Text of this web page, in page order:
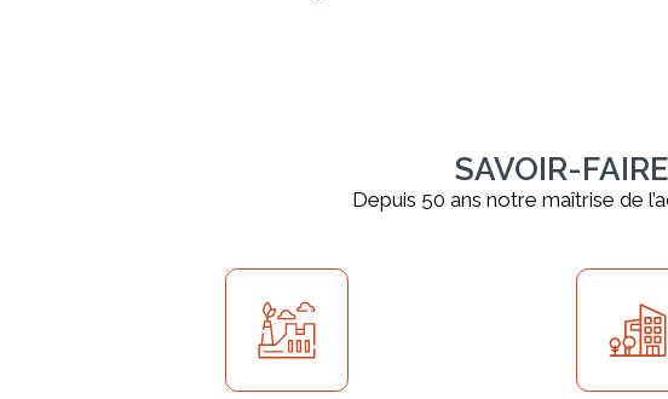
SAVOIR-
Depuis 50 ans notre maîtrise de